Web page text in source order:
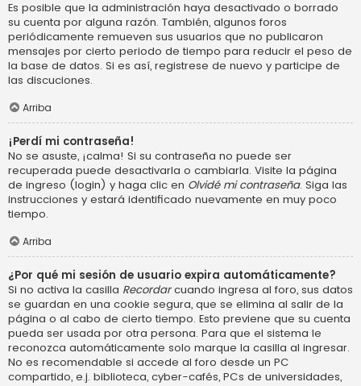
Es posible que la administración haya desactivado o borrado
su cuenta por alguna razón. También, algunos foros
periódicamente remueven sus usuarios que no publicaron
mensajes por cierto periodo de tiempo para reducir el peso de
la base de datos. Si es así, registrese de nuevo y participe de
las discuciones.
Arriba
¡Perdí mi contraseña!
No se asuste, ¡calma! Si su contraseña no puede ser
recuperada puede desactivarla o cambiarla. Visite la página
de ingreso (login) y haga clic en Olvidé mi contraseña. Siga las
instrucciones y estará identificado nuevamente en muy poco
tiempo.
Arriba
¿Por qué mi sesión de usuario expira automáticamente?
Si no activa la casilla Recordarcuando ingresa al foro, sus datos
se guardan en una cookie segura, que se elimina al salir de la
página o al cabo de cierto tiempo. Esto previene que su cuenta
pueda ser usada por otra persona. Para que el sistema le
reconozca automáticamente solo marque la casilla al ingresar.
No es recomendable si accede al foro desde un PC
compartido, e.j. biblioteca, cyber-cafés, PCs de universidades,